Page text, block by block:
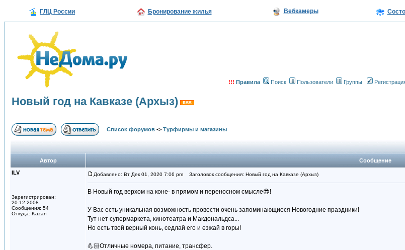
ГЛЦ России Бронирование жилья Вебкамеры
!!! Правила Поиск Пользователи Группы
Новый год на Кавказе (Архыз)
Список форумов -> Турфирмы и магазины
Автор
Сообщение
ILV
Зарегистрирован:
20.12.2008
Сообщения: 54
Откуда: Kazan
Добавлено: Вт Дек 01, 2020 7:06 pm Заголовок сообщения: Новый год на Кавказе (Архыз)
В Новый год верхом на коне- в прямом и переносном смысле😎!
У Вас есть уникальная возможность провести очень запоминающиеся Новогодние праздники!
Тут нет супермаркета, кинотеатра и Макдональдса...
Но есть твой верный конь, седлай его и езжай в горы!
💪🏻Отличные номера, питание, трансфер.